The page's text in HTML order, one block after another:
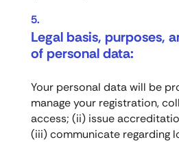
Legal basis, purposes,
of personal data:
Your personal data will be
manage your registration,
access; (ii) issue
(iii) communicate regarding